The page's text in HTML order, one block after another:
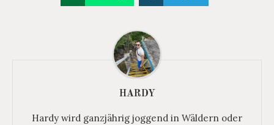
HARDY
Hardy wird ganzjährig joggend in Wäldern oder